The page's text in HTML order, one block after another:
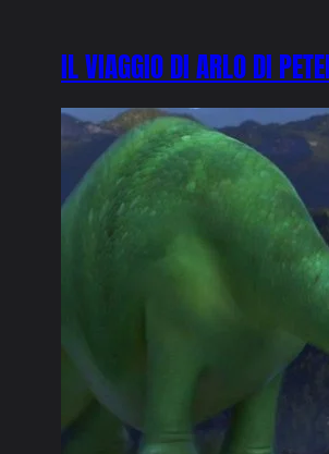
IL VIAGGIO DI ARLO DI